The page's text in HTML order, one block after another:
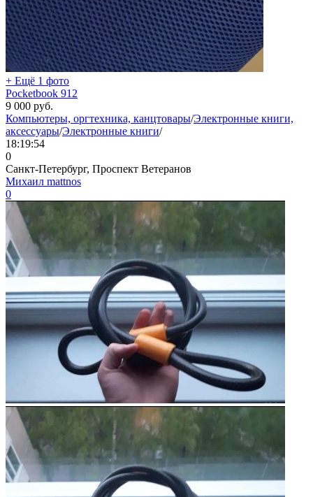
+ Ещё 1 фото
Pocketbook 912
9 000 руб.
Компьютеры, оргтехника, канцтовары/Электронные книги,
аксессуары/Электронные книги/
18:19:54
0
Санкт-Петербург, Проспект Ветеранов
Михаил mattnos
0